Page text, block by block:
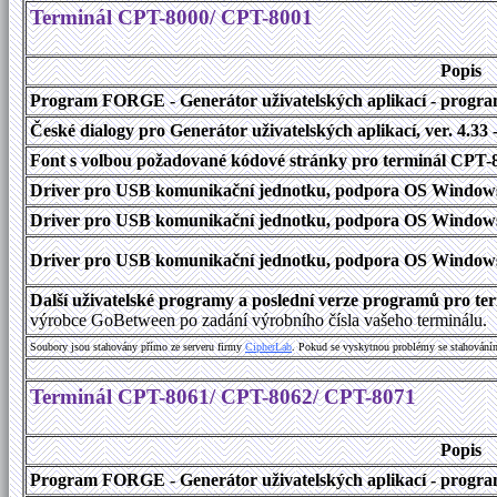
Terminál CPT-8000/ CPT-8001
Popis
Program FORGE - Generátor uživatelských aplikací -
České dialogy pro Generátor uživatelských aplikací, ver. 4.33
Font s volbou požadované kódové stránky pro terminál
Driver pro USB komunikační jednotku, podpora OS
Driver pro USB komunikační jednotku, podpora OS
Driver pro USB komunikační jednotku, podpora OS
Další uživatelské programy a poslední verze programů pro
výrobce GoBetween po zadání výrobního čísla vašeho terminálu.
Soubory jsou stahovány přímo ze serveru firmyCipherLab. Pokud se vyskytnou problémy se
Terminál CPT-8061/ CPT-8062/ CPT-8071
Popis
Program FORGE - Generátor uživatelských aplikací -